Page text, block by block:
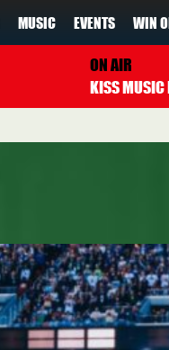
MUSIC EVENTS WIN
ON AIR